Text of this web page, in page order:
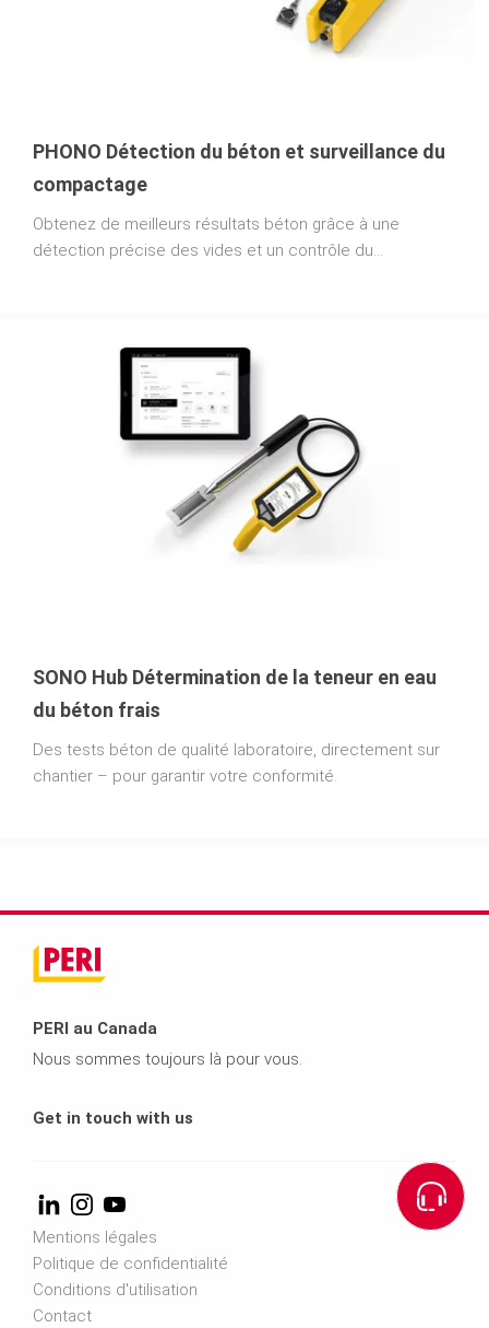
PHONO Détection du béton et surveillance du
compactage
Obtenez de meilleurs résultats béton grâce à une
détection précise des vides et un contrôle du
SONO Hub Détermination de la teneur en eau
du béton frais
Des tests béton de qualité laboratoire, directement sur
chantier – pour garantir votre conformité.
PERI au Canada
Nous sommes toujours là pour vous.
Get in touch with us
Mentions légales
Politique de confidentialité
Conditions d'utilisation
Contact